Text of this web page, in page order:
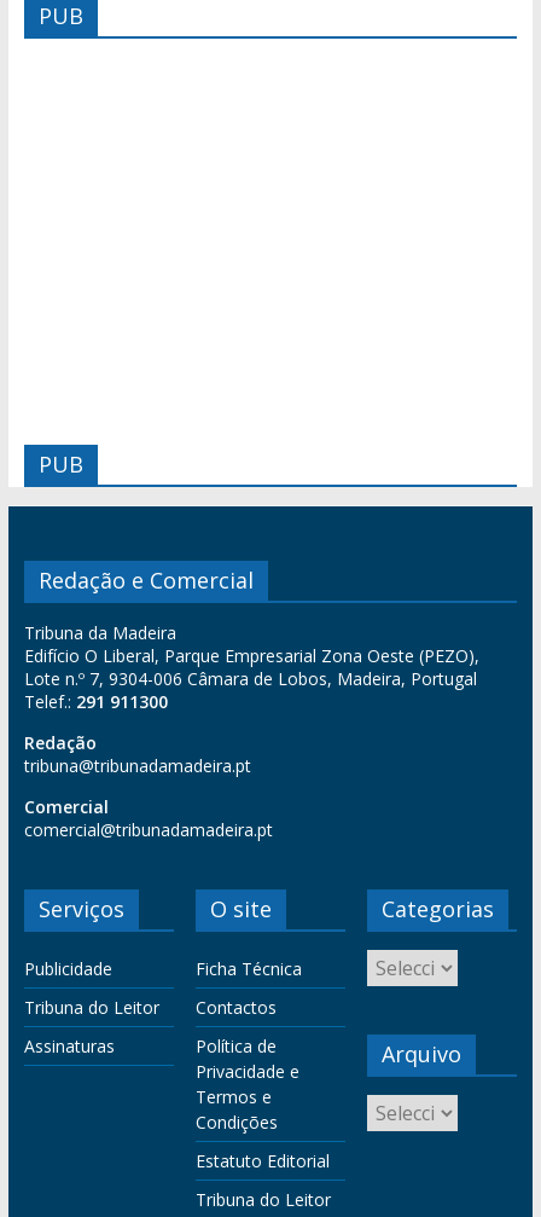
PUB
PUB
Redação e Comercial
Tribuna da Madeira
Edifício O Liberal, Parque Empresarial Zona Oeste (PEZO),
Lote n.º 7, 9304-006 Câmara de Lobos, Madeira, Portugal
Telef.: 291 911300
Redação
tribuna@tribunadamadeira.pt
Comercial
comercial@tribunadamadeira.pt
Serviços
Publicidade
Tribuna do Leitor
Assinaturas
O site
Ficha Técnica
Contactos
Política de
Privacidade e
Termos e
Condições
Estatuto Editorial
Tribuna do Leitor
Categorias
Arquivo